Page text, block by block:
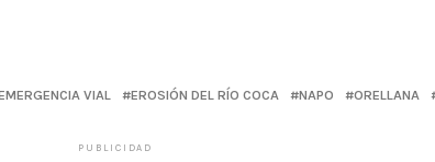
VIAL EROSIÓN DEL RÍO COCA NAPO ORELLANA
PUBLICIDAD